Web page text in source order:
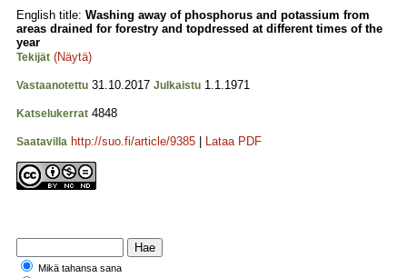
English title: Washing away of phosphorus and potassium from
areas drained for forestry and topdressed at different times of the
year
Tekijät (Näytä)
Vastaanotettu 31.10.2017 Julkaistu 1.1.1971
Katselukerrat 4848
Saatavilla http://suo.fi/article/9385 Lataa PDF
Mikä tahansa sana